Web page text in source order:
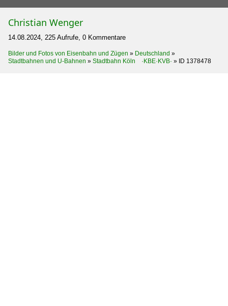
Christian Wenger
14.08.2024, 225 Aufrufe, 0 Kommentare
Bilder und Fotos von Eisenbahn und Zügen » Deutschland »
Stadtbahnen und U-Bahnen » Stadtbahn Köln ·KBE·KVB· » ID 1378478